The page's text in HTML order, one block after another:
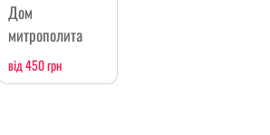
Дом
митрополита
від 450 грн